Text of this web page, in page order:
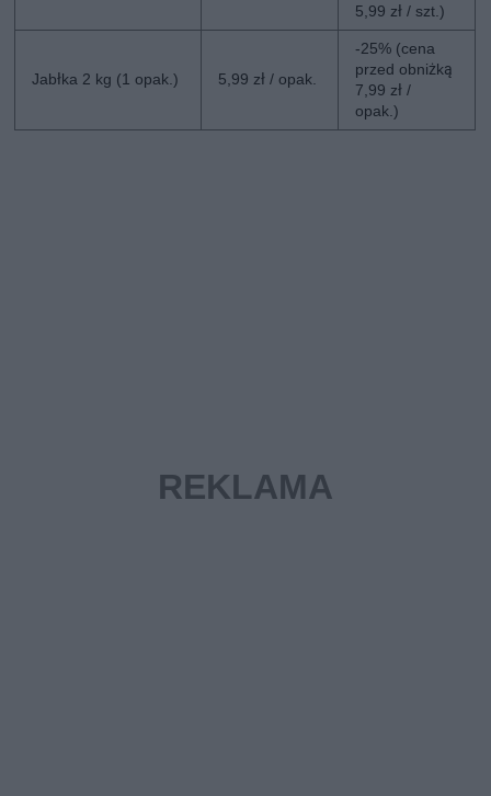
5,99 zł / szt.)
Jabłka 2 kg (1 opak.) 5,99 zł / opak.
-25% (cena
przed obniżką
7,99 zł /
opak.)